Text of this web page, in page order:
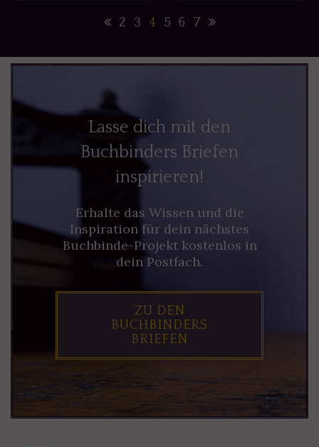
2 3 4 5 6 7
Lasse dich mit den
Buchbinders Briefen
inspirieren!
Erhalte das Wissen und die
Inspiration für dein nächstes
Buchbinde-Projekt kostenlos in
dein Postfach.
ZU DEN
BUCHBINDERS
BRIEFEN